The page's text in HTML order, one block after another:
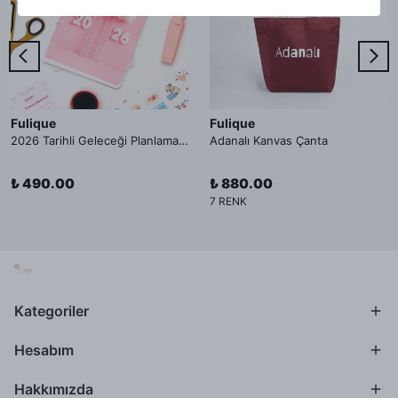
Fulique
2026 Tarihli Geleceği Planlama Ajandası İç Sayfa
₺ 490.00
Fulique
Adanalı Kanvas Çanta
₺ 880.00
7 RENK
Kategoriler
Hesabım
Hakkımızda